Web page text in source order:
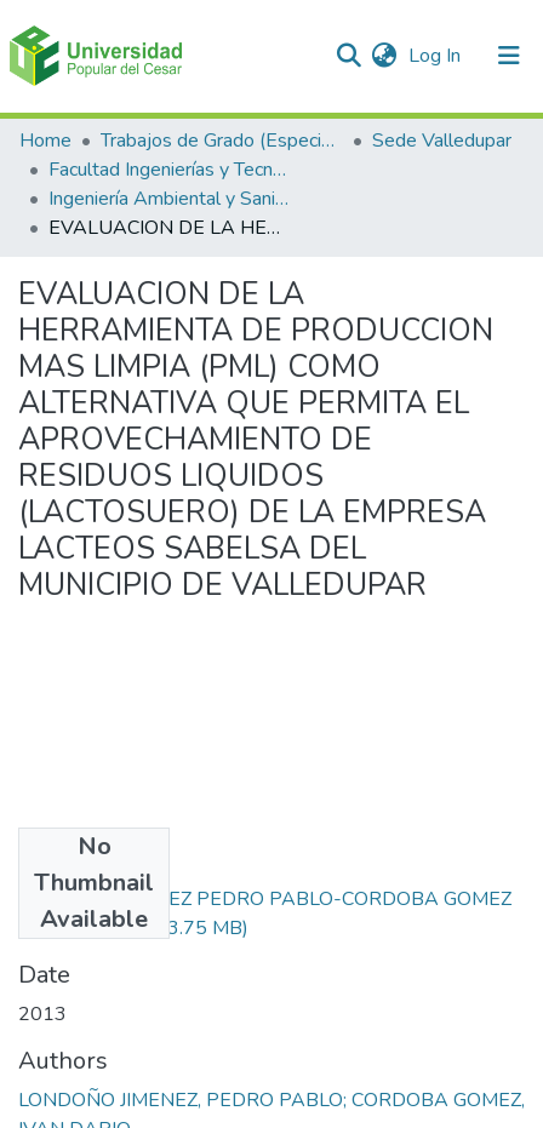
Log In (current)
Communities & Collections
All of DSpace
Statistics
Home Trabajos de Grado (Especializaciones y Pregrados)
Sede Valledupar
Facultad Ingenierías y Tecnologías
Ingeniería Ambiental y Sanitaria.
EVALUACION DE LA HERRAMIENTA DE PRODUCCION MAS LIMPIA (PML) COMO ALTERNATIVA QUE PERMITA EL APROVECHAMIENTO DE RESIDUOS LIQUIDOS (LACTOSUERO) DE LA EMPRESA LACTEOS SABELSA DEL MUNICIPIO DE VALLEDUPAR
EVALUACION DE LA
HERRAMIENTA DE PRODUCCION
MAS LIMPIA (PML) COMO
ALTERNATIVA QUE PERMITA EL
APROVECHAMIENTO DE
RESIDUOS LIQUIDOS
(LACTOSUERO) DE LA EMPRESA
LACTEOS SABELSA DEL
MUNICIPIO DE VALLEDUPAR
No
Thumbnail
Available
LONDOÑOJIMENEZ PEDRO PABLO-CORDOBA GOMEZ
IVAN DARIO.pdf
(3.75 MB)
Date
2013
Authors
LONDOÑO JIMENEZ, PEDRO PABLO; CORDOBA GOMEZ,